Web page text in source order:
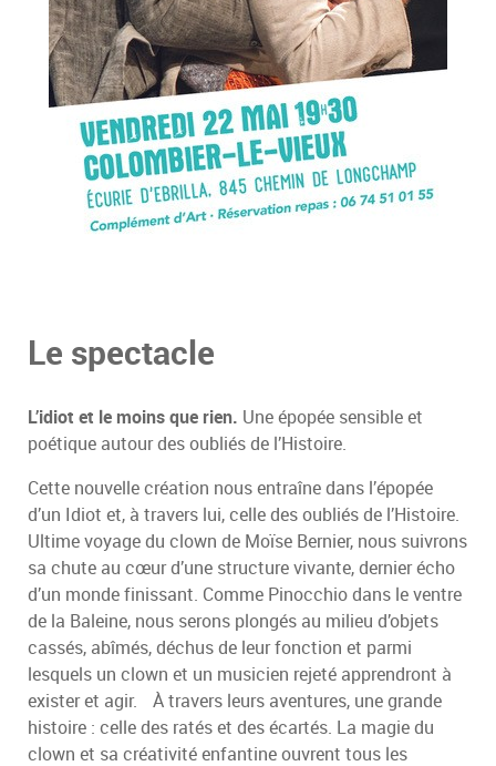
Le spectacle
L’idiot et le moins que rien. Une épopée sensible et
poétique autour des oubliés de l’Histoire.
Cette nouvelle création nous entraîne dans l’épopée
d’un Idiot et, à travers lui, celle des oubliés de l’Histoire.
Ultime voyage du clown de Moïse Bernier, nous suivrons
sa chute au cœur d’une structure vivante, dernier écho
d’un monde finissant. Comme Pinocchio dans le ventre
de la Baleine, nous serons plongés au milieu d’objets
cassés, abîmés, déchus de leur fonction et parmi
lesquels un clown et un musicien rejeté apprendront à
exister et agir. À travers leurs aventures, une grande
histoire : celle des ratés et des écartés. La magie du
clown et sa créativité enfantine ouvrent tous les